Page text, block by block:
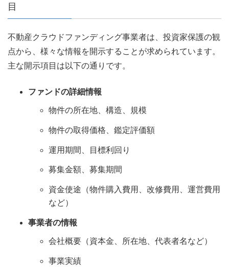
目
不動産クラウドファンディング事業者は、投資家保護の観
点から、様々な情報を開示することが求められています。
主な開示項目は以下の通りです。
ファンドの詳細情報
物件の所在地、構造、規模
物件の取得価格、鑑定評価額
運用期間、目標利回り
募集金額、募集期間
資金使途（物件購入費用、改修費用、運営費用
など）
事業者の情報
会社概要（資本金、所在地、代表者名など）
事業実績